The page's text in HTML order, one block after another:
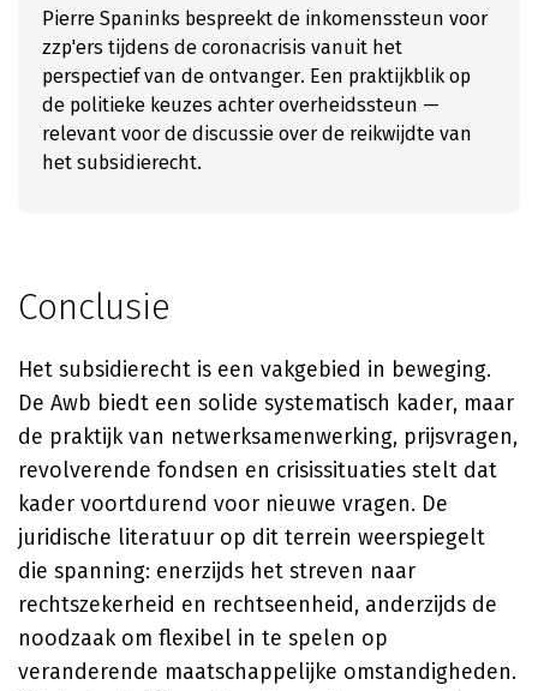
Pierre Spaninks bespreekt de inkomenssteun voor
zzp'ers tijdens de coronacrisis vanuit het
perspectief van de ontvanger. Een praktijkblik op
de politieke keuzes achter overheidssteun —
relevant voor de discussie over de reikwijdte van
het subsidierecht.
Conclusie
Het subsidierecht is een vakgebied in beweging.
De Awb biedt een solide systematisch kader, maar
de praktijk van netwerksamenwerking, prijsvragen,
revolverende fondsen en crisissituaties stelt dat
kader voortdurend voor nieuwe vragen. De
juridische literatuur op dit terrein weerspiegelt
die spanning: enerzijds het streven naar
rechtszekerheid en rechtseenheid, anderzijds de
noodzaak om flexibel in te spelen op
veranderende maatschappelijke omstandigheden.